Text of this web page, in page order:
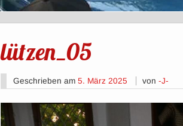
lützen_05
Geschrieben am 5. März 2025 von-J-